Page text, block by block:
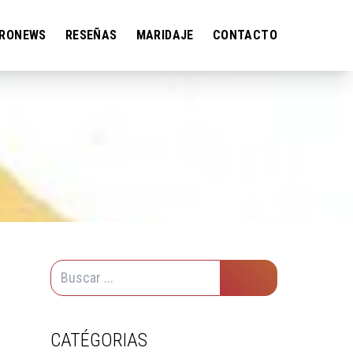
RESEÑAS MARIDAJE CONTACTO
CATÉGORIAS